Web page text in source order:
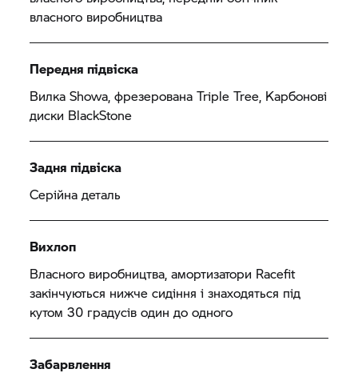
власного виробництва
Передня підвіска
Вилка Showa, фрезерована Triple Tree, Карбонові
диски BlackStone
Задня підвіска
Серійна деталь
Вихлоп
Власного виробництва, амортизатори Racefit
закінчуються нижче сидіння і знаходяться під
кутом 30 градусів один до одного
Забарвлення